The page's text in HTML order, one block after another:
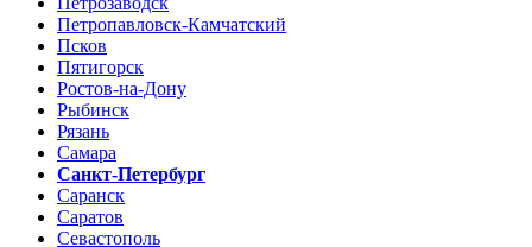
Петропавловск-Камчатский
Псков
Пятигорск
Ростов-на-Дону
Рыбинск
Рязань
Самара
Санкт-Петербург
Саранск
Саратов
Севастополь